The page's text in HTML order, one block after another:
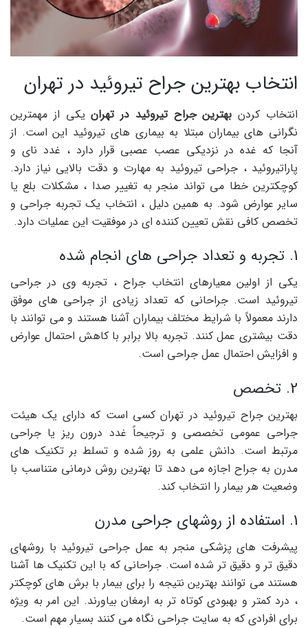
انتخاب بهترین جراح تیروئید در تهران
انتخاب کردن بهترین جراح تیروئید در تهرانیکی از مهمترین
نگرانی های بیماران مبتلا به بیماری های تیروئید این است. از
آنجا که غده در نزدیکی عصب عصبی قرار دارد ، غدد نای و
پاراتیروئید ، جراحی تیروئید به مهارت و دقت بالایی نیاز دارد.
کوچکترین خطا می تواند منجر به تغییر صدا ، مشکلات بلع یا
سایر عوارض شود. به همین دلیل ، انتخاب یک تجربه جراحی و
تخصص کافی نقش تعیین کننده ای در موفقیت این عملیات دارد.
1. تجربه و تعداد جراحی های انجام شده
یکی از اولین معیارهای انتخاب جراح ، تجربه وی در جراحی
تیروئید است. جراحانی که تعداد زیادی از جراحی های موفق
دارند معمولاً با شرایط مختلف بیماران آشنا هستند و می توانند با
دقت بیشتری عمل کنند. تجربه بالا برابر با کاهش احتمال عوارض
و افزایش احتمال عمل جراحی است.
2. تخصص
بهترین جراح تیروئید در تهران کسی است که دارای یک هیئت
جراحی عمومی تخصصی و ترجیحاً غدد درون ریز یا جراحی
مرتبط است. دانش علمی به روز شده و تسلط بر تکنیک های
مدرن به جراح اجازه می دهد تا بهترین روش درمانی متناسب با
وضعیت هر بیمار را انتخاب کند.
1. استفاده از روشهای جراحی مدرن
پیشرفت های پزشکی منجر به عمل جراحی تیروئید با روشهای
دقیق تر و دقیق تر شده است. جراحانی که با این تکنیک ها آشنا
هستند می توانند بهترین نتیجه را برای بیمار با برش های کوچکتر
، درد کمتر و بهبودی کوتاه تر به ارمغان بیاورند. این امر به ویژه
برای افرادی که به سایت جراحی نگاه می کنند بسیار مهم است.